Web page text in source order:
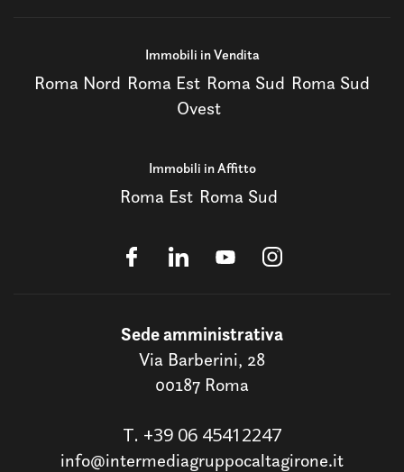
Immobili in Vendita
Roma Nord Roma Est Roma Sud Roma Sud
Ovest
Immobili in Affitto
Roma Est Roma Sud
Sede amministrativa
Via Barberini, 28
00187 Roma
T. +39 06 45412247
info@intermediagruppocaltagirone.it